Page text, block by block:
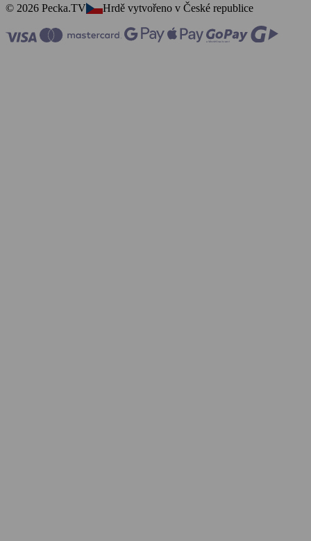
© 2026 Pecka.TV
Hrdě vytvořeno v České republice